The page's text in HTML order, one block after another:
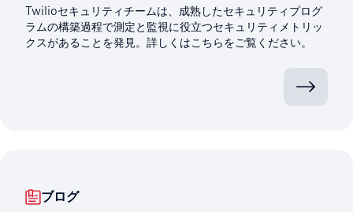
Twilioセキュリティチームは、成熟したセキュリティプログ
ラムの構築過程で測定と監視に役立つセキュリティメトリッ
クスがあることを発見。詳しくはこちらをご覧ください。
ブログ